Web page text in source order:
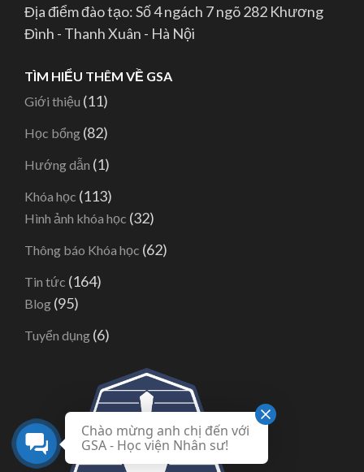
Địa điểm đào tạo: Số 4 ngách 7 ngõ 282 Khương
Đình - Thanh Xuân - Hà Nội
TÌM HIỂU THÊM VỀ GSA
Giới thiệu (11)
Học bổng (82)
Hướng dẫn (1)
Khóa học (113)
Hình ảnh khóa học (32)
Thông báo Khóa học (62)
Tin tức (164)
Blog (95)
Tuyển dụng (6)
Chào mừng anh chị đến với
GSA - Học viện Nhân sư!